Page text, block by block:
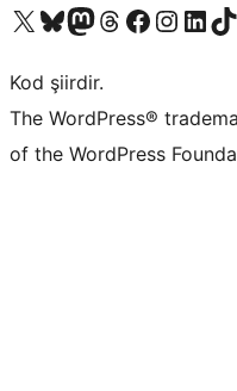
X (eski Twitter) hesabımıza bakın
Bluesky hesabımızı ziyaret edinMastodon hesabımızı ziyaret edinThreads hesabımızı ziyaret edinFacebook sayfamızı ziyaret edinInstagram hesabımızı ziyaret edinLinkedIn hesabımızı ziyaret edin
TikTok
Kod şiirdir.
The WordPress®
of the WordPress